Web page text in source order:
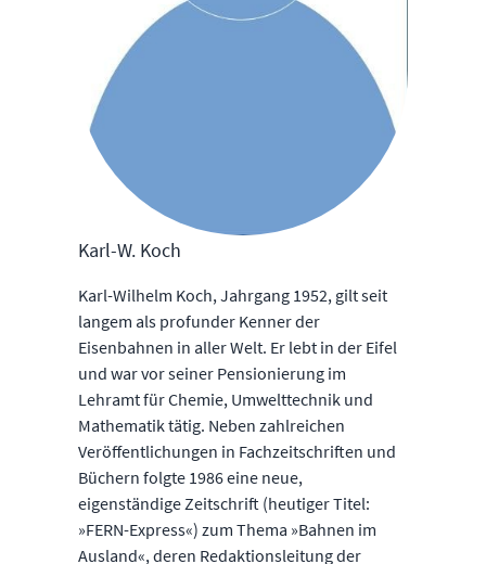
Karl-W. Koch
Karl-Wilhelm Koch, Jahrgang 1952, gilt seit
langem als profunder Kenner der
Eisenbahnen in aller Welt. Er lebt in der Eifel
und war vor seiner Pensionierung im
Lehramt für Chemie, Umwelttechnik und
Mathematik tätig. Neben zahlreichen
Veröffentlichungen in Fachzeitschriften und
Büchern folgte 1986 eine neue,
eigenständige Zeitschrift (heutiger Titel:
»FERN-Express«) zum Thema »Bahnen im
Ausland«, deren Redaktionsleitung der